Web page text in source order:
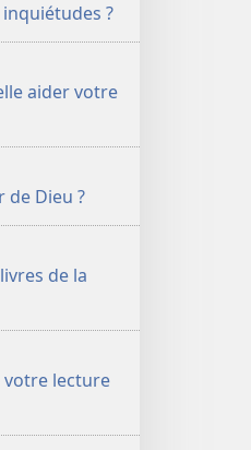
?
aider votre
de Dieu ?
de la
lecture